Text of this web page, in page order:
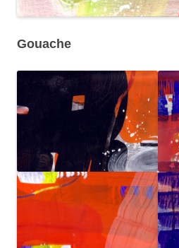
Gouache